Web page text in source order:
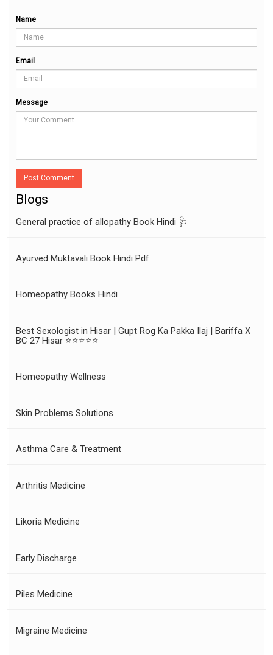
Name
Email
Message
Post Comment
Blogs
General practice of allopathy Book Hindi 🩺
Ayurved Muktavali Book Hindi Pdf
Homeopathy Books Hindi
Best Sexologist in Hisar | Gupt Rog Ka Pakka Ilaj | Bariffa X
BC 27 Hisar ⭐⭐⭐⭐⭐
Homeopathy Wellness
Skin Problems Solutions
Asthma Care & Treatment
Arthritis Medicine
Likoria Medicine
Early Discharge
Piles Medicine
Migraine Medicine